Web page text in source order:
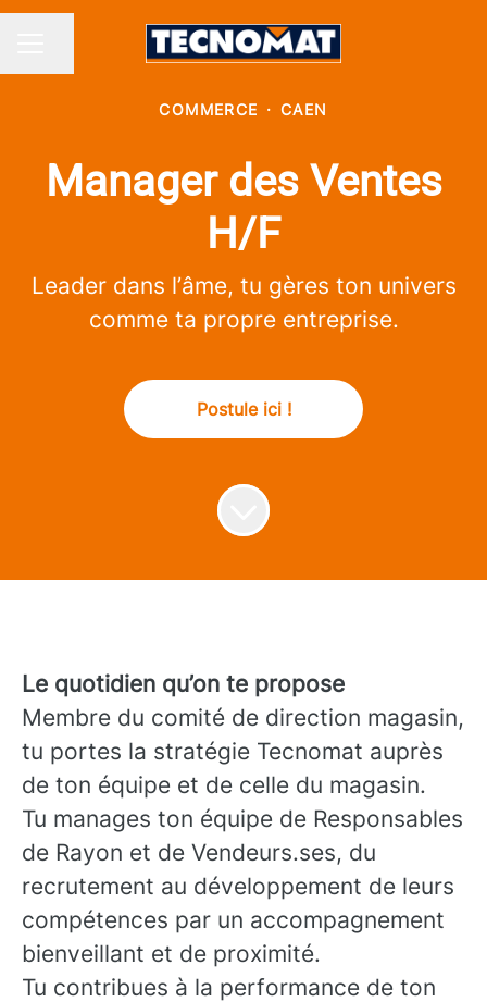
MENU CARRIÈRE
Partager la page
COMMERCE · CAEN
Manager des Ventes
H/F
Leader dans l’âme, tu gères ton univers
comme ta propre entreprise.
Postule ici !
Le quotidien qu’on te propose
Membre du comité de direction magasin,
tu portes la stratégie Tecnomat auprès
de ton équipe et de celle du magasin.
Tu manages ton équipe de Responsables
de Rayon et de Vendeurs.ses, du
recrutement au développement de leurs
compétences par un accompagnement
bienveillant et de proximité.
Tu contribues à la performance de ton